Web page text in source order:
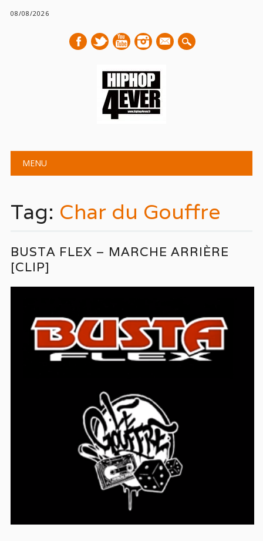
08/08/2026
mail
Main menu
MENU
Tag: Char du Gouffre
BUSTA FLEX – MARCHE ARRIÈRE
[CLIP]